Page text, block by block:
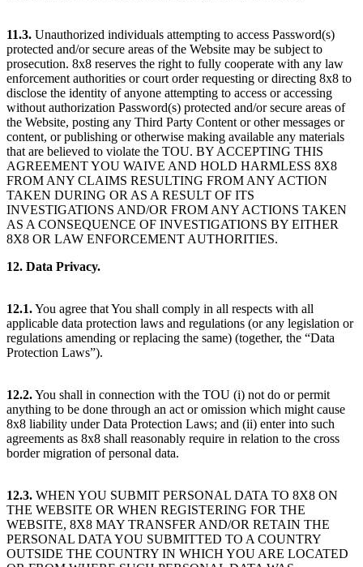
11.3. Unauthorized individuals attempting to access Password(s)
protected and/or secure areas of the Website may be subject to
prosecution. 8x8 reserves the right to fully cooperate with any law
enforcement authorities or court order requesting or directing 8x8 to
disclose the identity of anyone attempting to access or accessing
without authorization Password(s) protected and/or secure areas of
the Website, posting any Third Party Content or other messages or
content, or publishing or otherwise making available any materials
that are believed to violate the TOU. BY ACCEPTING THIS
AGREEMENT YOU WAIVE AND HOLD HARMLESS 8X8
FROM ANY CLAIMS RESULTING FROM ANY ACTION
TAKEN DURING OR AS A RESULT OF ITS
INVESTIGATIONS AND/OR FROM ANY ACTIONS TAKEN
AS A CONSEQUENCE OF INVESTIGATIONS BY EITHER
8X8 OR LAW ENFORCEMENT AUTHORITIES.
12. Data Privacy.
12.1.You agree that You shall comply in all respects with all
applicable data protection laws and regulations (or any legislation or
regulations amending or replacing the same) (together, the “Data
Protection Laws”).
12.2.You shall in connection with the TOU (i) not do or permit
anything to be done through an act or omission which might cause
8x8 liability under Data Protection Laws; and (ii) enter into such
agreements as 8x8 shall reasonably require in relation to the cross
border migration of personal data.
12.3. WHEN YOU SUBMIT PERSONAL DATA TO 8X8 ON
THE WEBSITE OR WHEN REGISTERING FOR THE
WEBSITE, 8X8 MAY TRANSFER AND/OR RETAIN THE
PERSONAL DATA YOU SUBMITTED TO A COUNTRY
OUTSIDE THE COUNTRY IN WHICH YOU ARE LOCATED